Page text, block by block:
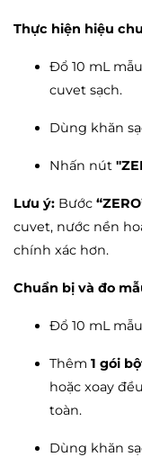
Thực hiện hiệu
Đổ 10 mL
cuvet sạch.
Dùng khăn
Nhấn nút
Lưu ý: Bước
cuvet, nước nền
chính xác hơn.
Chuẩn bị và đo
Đổ 10 mL
Thêm 1 gói
hoặc xoay
toàn.
Dùng khăn